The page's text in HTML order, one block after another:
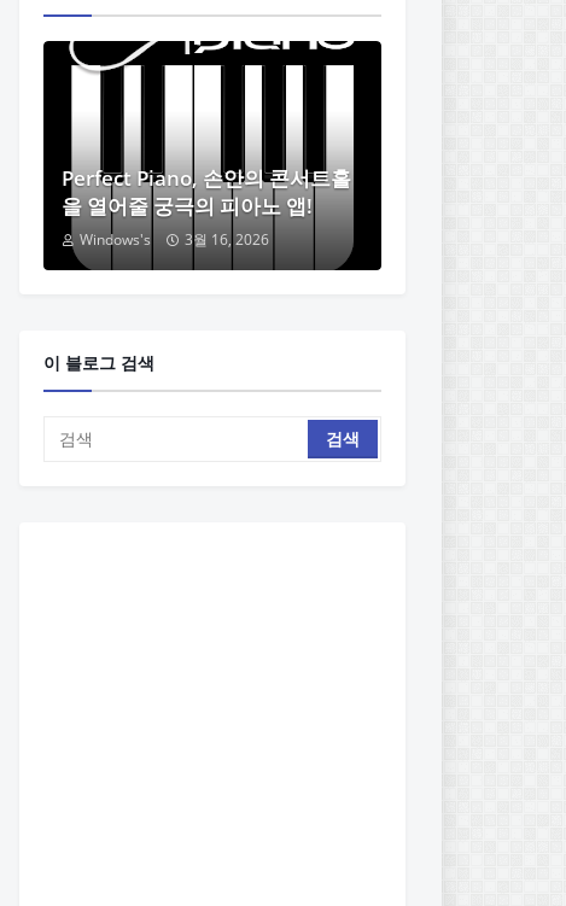
Perfect Piano, 손안의 콘서트홀
을 열어줄 궁극의 피아노 앱!
Windows's 3월 16, 2026
이 블로그 검색